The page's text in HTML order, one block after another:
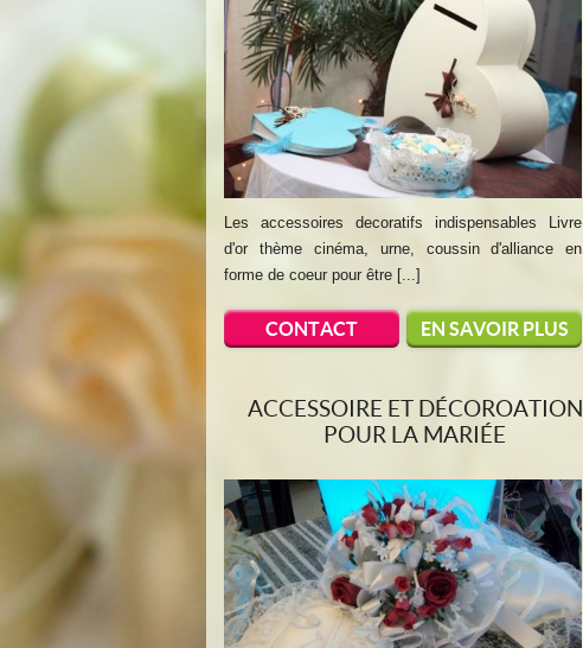
Les accessoires decoratifs indispensables Livre
d'or thème cinéma, urne, coussin d'alliance en
forme de coeur pour être [...]
CONTACT EN SAVOIR PLUS
ACCESSOIRE ET DÉCOROATION
POUR LA MARIÉE